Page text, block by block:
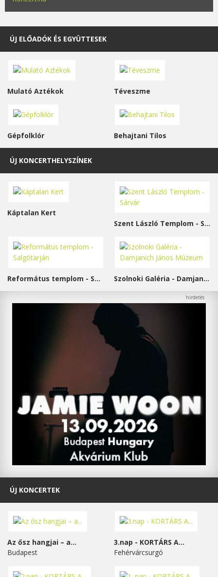
ÚJ ELŐADÓK ÉS EGYÜTTESEK
Mulató Aztékok Téveszme
Gépfolklór Behajtani Tilos
ÚJ KONCERTHELYSZÍNEK
Káptalan Kert
Szent László Templom - Sárvár
Református templom - Salgótarján Szolnoki Galéria - Damjanich János Múzeum
ÚJ KONCERTEK
Az ősz hangjai – a...
Budapest
3.nap - KORTÁRS A...
Fehérvárcsurgó